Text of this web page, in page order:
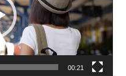
00:21